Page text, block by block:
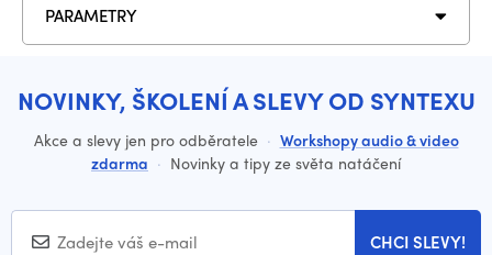
PARAMETRY
NOVINKY, ŠKOLENÍ A SLEVY OD SYNTEXU
Akce a slevy jen pro odběratele · Workshopy audio & video
zdarma · Novinky a tipy ze světa natáčení
CHCI SLEVY!